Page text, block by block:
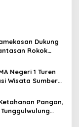
Dukung
Rokok
Tembakau
Negeri 1 Turen
Wisata Sumber
Gem
Malang
Pangan,